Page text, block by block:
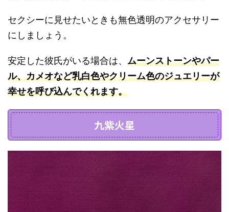
セクシーに見せたいときも無色透明のアクセサリー
にしましょう。
安定した彼氏がいる場合は、 ムーンストーンやパー
ル、カメオなど乳白色やクリーム色のジュエリーが
幸せを呼び込んでくれます。
九紫火星